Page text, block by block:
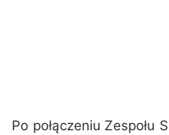
Po połączeniu Zespołu